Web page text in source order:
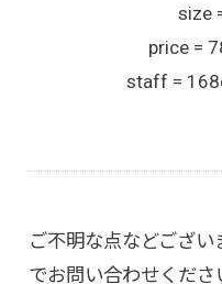
size
price =
staff =
ご不明な点などござい
でお問い合わせくださ